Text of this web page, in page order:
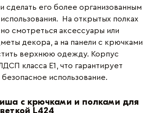
сделать его более организованным
На открытых полках
смотреться аксессуары или
декора, а на панели с крючками
верхнюю одежду. Корпус
класса Е1, что гарантирует
использование.
с крючками и полками для
L424